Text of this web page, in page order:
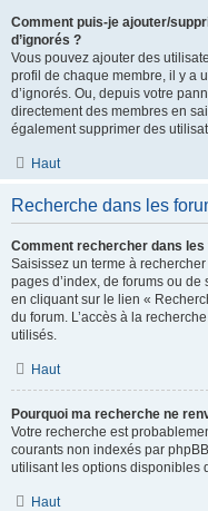
Comment puis-je ajouter/
d’ignorés ?
Vous pouvez ajouter des
profil de chaque membre, il y a
d’ignorés. Ou, depuis votre
directement des membres en
également supprimer des
Haut
Recherche dans les
Comment rechercher dans
Saisissez un terme à
pages d’index, de forums ou
en cliquant sur le lien «
du forum. L’accès à la
utilisés.
Haut
Pourquoi ma recherche ne
Votre recherche est
courants non indexés par
utilisant les options disponibles
Haut